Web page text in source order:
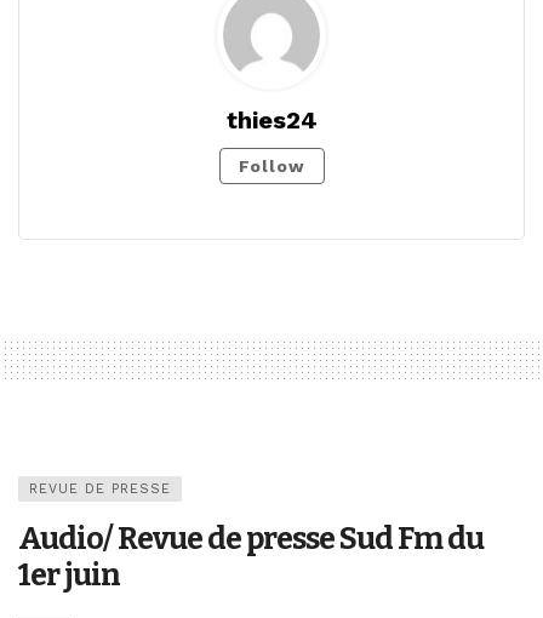
thies24
Follow
REVUE DE PRESSE
Audio/ Revue de presse Sud Fm du
1er juin